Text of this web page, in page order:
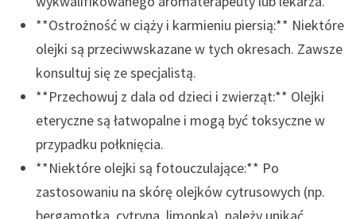
**Ostrożność w ciąży i karmieniu piersią:** Niektóre
olejki są przeciwwskazane w tych okresach. Zawsze
konsultuj się ze specjalistą.
**Przechowuj z dala od dzieci i zwierząt:** Olejki
eteryczne są łatwopalne i mogą być toksyczne w
przypadku połknięcia.
**Niektóre olejki są fotouczulające:** Po
zastosowaniu na skórę olejków cytrusowych (np.